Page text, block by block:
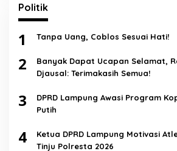
Politik
1 Tanpa Uang, Coblos Sesuai Hati!
2
Banyak Dapat Ucapan Selamat,
Djausal: Terimakasih Semua!
3
DPRD Lampung Awasi Program
Putih
4
Ketua DPRD Lampung Motivasi
Tinju Polresta 2026